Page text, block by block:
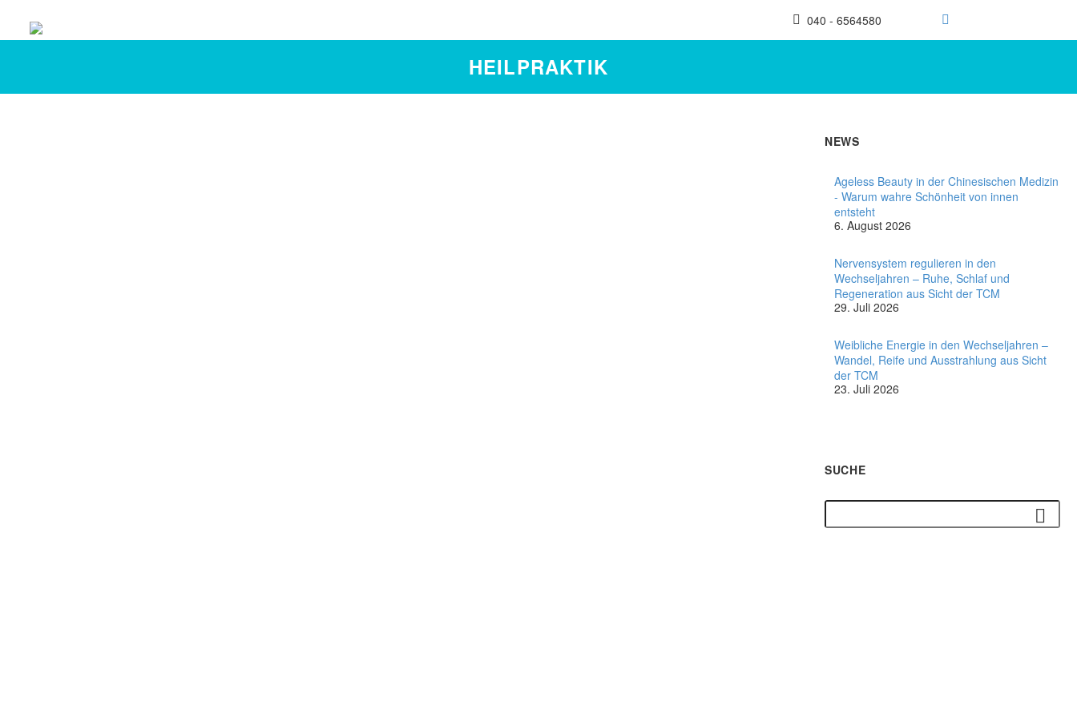
040 - 6564580
HEILPRAKTIK
NEWS
Ageless Beauty in der Chinesischen Medizin
- Warum wahre Schönheit von innen
entsteht
6. August 2026
Nervensystem regulieren in den
Wechseljahren – Ruhe, Schlaf und
Regeneration aus Sicht der TCM
29. Juli 2026
Weibliche Energie in den Wechseljahren –
Wandel, Reife und Ausstrahlung aus Sicht
der TCM
23. Juli 2026
SUCHE